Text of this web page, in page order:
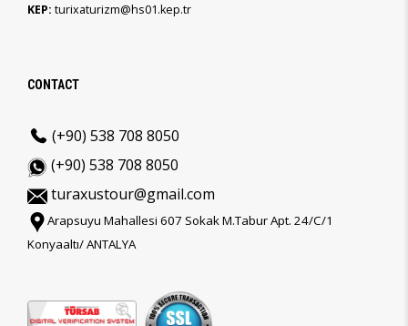
KEP: turixaturizm@hs01.kep.tr
CONTACT
(+90) 538 708 8050
(+90) 538 708 8050
turaxustour@gmail.com
Arapsuyu Mahallesi 607 Sokak M.Tabur Apt. 24/C/1
Konyaaltı/ ANTALYA